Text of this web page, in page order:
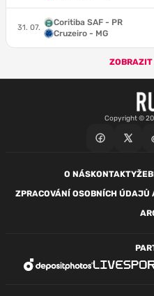
31. 07.
Coritiba SAF - PR
Cruzeiro - MG
ZOBRAZIT
Copyright ©
O NÁSKONTAKTY
ZPRACOVÁNÍ OSOBNÍCH ÚDAJŮ